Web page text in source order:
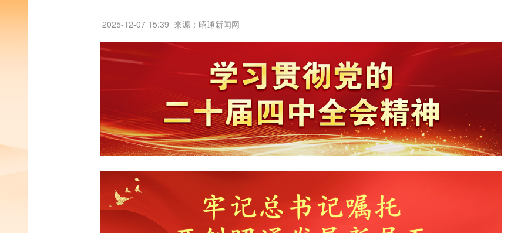
2025-12-07 15:39 来源：昭通新闻网